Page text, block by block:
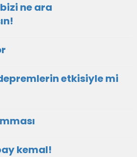
ne ara
etkisiyle mi
kemal!